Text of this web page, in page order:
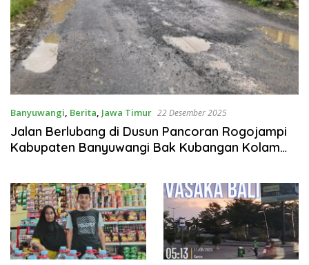
Banyuwangi, Berita, Jawa Timur 22 Desember 2025
Jalan Berlubang di Dusun Pancoran Rogojampi
Kabupaten Banyuwangi Bak Kubangan Kolam
Kampanye Membawa Janji-janji Manis